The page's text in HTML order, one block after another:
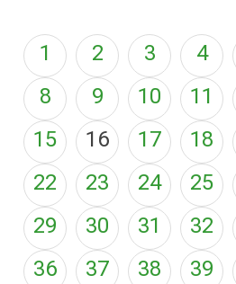
1 2 3 4
8
9 10 11
15
16 17 18
22
23 24 25
29
30 31 32
36
37 38 39